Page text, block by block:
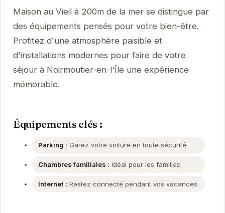
Maison au Vieil à 200m de la mer se distingue par
des équipements pensés pour votre bien-être.
Profitez d'une atmosphère paisible et
d'installations modernes pour faire de votre
séjour à Noirmoutier-en-l'Île une expérience
mémorable.
Équipements clés :
Parking : Garez votre voiture en toute sécurité.
Chambres familiales : Idéal pour les familles.
Internet : Restez connecté pendant vos vacances.